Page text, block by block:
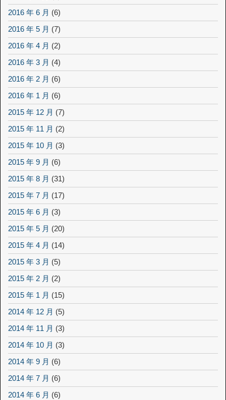
2016 年 6 月 (6)
2016 年 5 月 (7)
2016 年 4 月 (2)
2016 年 3 月 (4)
2016 年 2 月 (6)
2016 年 1 月 (6)
2015 年 12 月 (7)
2015 年 11 月 (2)
2015 年 10 月 (3)
2015 年 9 月 (6)
2015 年 8 月 (31)
2015 年 7 月 (17)
2015 年 6 月 (3)
2015 年 5 月 (20)
2015 年 4 月 (14)
2015 年 3 月 (5)
2015 年 2 月 (2)
2015 年 1 月 (15)
2014 年 12 月 (5)
2014 年 11 月 (3)
2014 年 10 月 (3)
2014 年 9 月 (6)
2014 年 7 月 (6)
2014 年 6 月 (6)